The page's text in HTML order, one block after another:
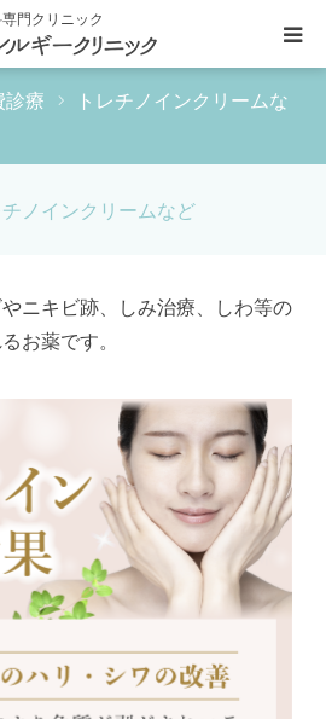
門クリニック
診療
トレチノインクリームな
チノインクリームなど
ニキビ跡、しみ治療、しわ等の
お薬です。
クター